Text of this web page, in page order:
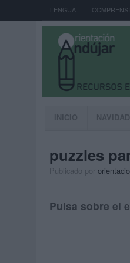
LENGUA
INICIO NAVIDAD
puzzles
Publicado por
Pulsa sobre el